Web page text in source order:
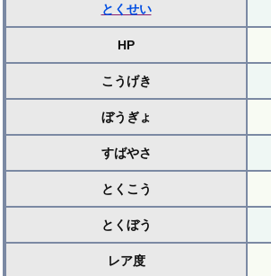
とくせい
HP
こうげき
ぼうぎょ
すばやさ
とくこう
とくぼう
レア度